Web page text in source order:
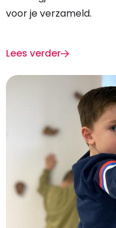
voor je verzameld.
Lees verder